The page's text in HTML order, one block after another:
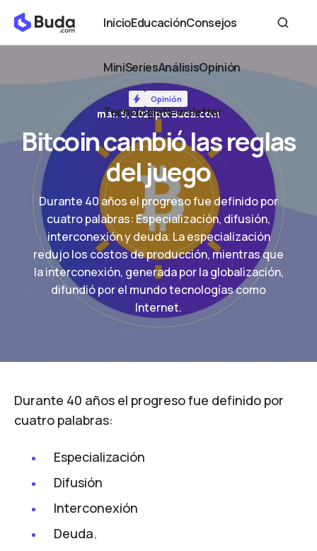
Inicio
Inicio
Educación
Educación
Consejos
Consejos
MiniSeries
MiniSeries
Análisis
Análisis
Opinión
Tecnología
Tecnología
Newsletter
Newsletter
Bitcoin cambió las reglas del juego
Opinión
mar. 8, 2023porBuda.com
Bitcoin cambió las reglas
del juego
Durante 40 años el progreso fue definido por
cuatro palabras: Especialización, difusión,
interconexión y deuda. La especialización
redujo los costos de producción, mientras que
la interconexión, generada por la globalización,
difundió por el mundo tecnologías como
Internet.
Durante 40 años el progreso fue definido por
cuatro palabras:
Especialización
Difusión
Interconexión
Deuda.